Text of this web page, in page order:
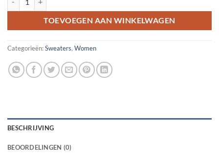
TOEVOEGEN AAN WINKELWAGEN
Categorieën:Sweaters, Women
BESCHRIJVING
BEOORDELINGEN (0)